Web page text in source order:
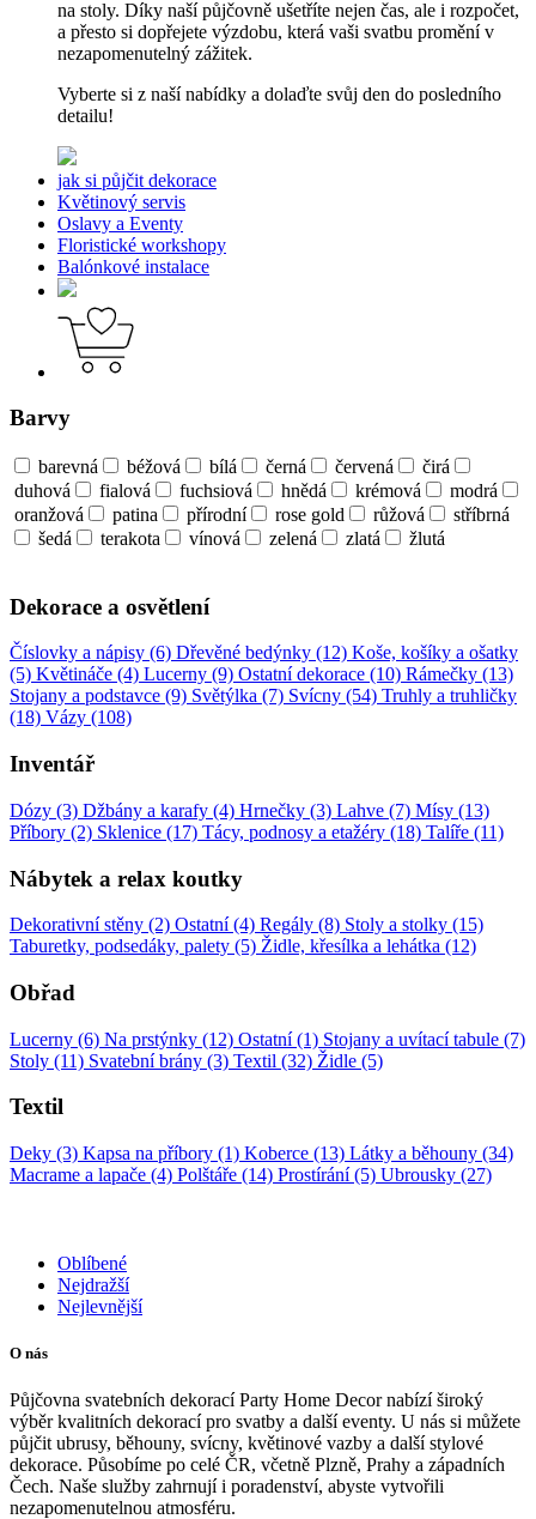
na stoly. Díky naší půjčovně ušetříte nejen čas, ale i rozpočet,
a přesto si dopřejete výzdobu, která vaši svatbu promění v
nezapomenutelný zážitek.
Vyberte si z naší nabídky a dolaďte svůj den do posledního
detailu!
jak si půjčit dekorace
Květinový servis
Oslavy a Eventy
Floristické workshopy
Balónkové instalace
Barvy
barevná béžová bílá černá červená
čirá
duhová
fialová fuchsiová hnědá krémová
modrá
oranžová
patina přírodní rose gold růžová
stříbrná
šedá
terakota vínová zelená zlatá žlutá
Dekorace a osvětlení
Číslovky a nápisy (6) Dřevěné bedýnky (12) Koše, košíky a ošatky
(5) Květináče (4) Lucerny (9) Ostatní dekorace (10) Rámečky (13)
Stojany a podstavce (9) Světýlka (7) Svícny (54) Truhly a truhličky
(18) Vázy (108)
Inventář
Dózy (3) Džbány a karafy (4) Hrnečky (3) Lahve (7) Mísy (13)
Příbory (2) Sklenice (17) Tácy, podnosy a etažéry (18) Talíře (11)
Nábytek a relax koutky
Dekorativní stěny (2) Ostatní (4) Regály (8) Stoly a stolky (15)
Taburetky, podsedáky, palety (5) Židle, křesílka a lehátka (12)
Obřad
Lucerny (6) Na prstýnky (12) Ostatní (1) Stojany a uvítací tabule (7)
Stoly (11) Svatební brány (3) Textil (32) Židle (5)
Textil
Deky (3) Kapsa na příbory (1) Koberce (13) Látky a běhouny (34)
Macrame a lapače (4) Polštáře (14) Prostírání (5) Ubrousky (27)
Oblíbené
Nejdražší
Nejlevnější
O nás
Půjčovna svatebních dekorací Party Home Decor nabízí široký
výběr kvalitních dekorací pro svatby a další eventy. U nás si můžete
půjčit ubrusy, běhouny, svícny, květinové vazby a další stylové
dekorace. Působíme po celé ČR, včetně Plzně, Prahy a západních
Čech. Naše služby zahrnují i poradenství, abyste vytvořili
nezapomenutelnou atmosféru.